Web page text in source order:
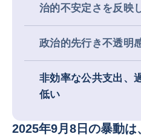
治的不安定さを反映
政治的先行き不透明
非効率な公共支出、
低い
2025年9月8日の暴動